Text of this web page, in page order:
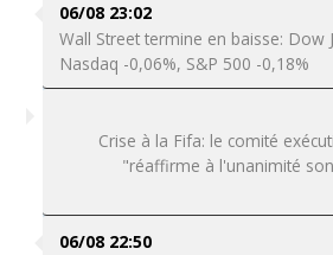
06/08 23:02
Wall Street termine en baisse: Dow
Nasdaq -0,06%, S&P 500 -0,18%
Crise à la Fifa: le comité
"réaffirme à l'unanimité
06/08 22:50